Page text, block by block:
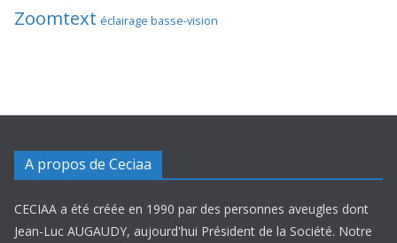
Zoomtext éclairage basse-vision
A propos de Ceciaa
CECIAA a été créée en 1990 par des personnes aveugles dont
Jean-Luc AUGAUDY, aujourd'hui Président de la Société. Notre